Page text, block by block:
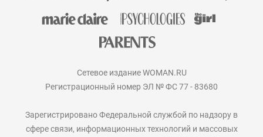
Сетевое издание WOMAN.RU
Регистрационный номер ЭЛ № ФС 77 - 83680
Зарегистрировано Федеральной службой по надзору в
сфере связи, информационных технологий и массовых